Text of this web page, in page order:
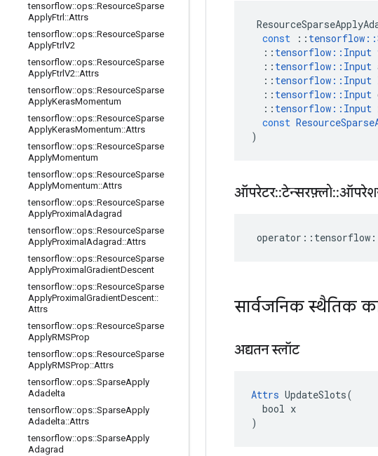
tensorflow::ops::ResourceSparse
ApplyFtrl ::Attrs
tensorflow::ops::ResourceSparse
ApplyFtrlV2
tensorflow::ops::ResourceSparse
ApplyFtrlV2::Attrs
tensorflow::ops::ResourceSparse
ApplyKerasMomentum
tensorflow::ops::ResourceSparse
ApplyKerasMomentum::Attrs
tensorflow::ops::ResourceSparse
ApplyMomentum
tensorflow::ops::ResourceSparse
ApplyMomentum::Attrs
tensorflow::ops::ResourceSparse
ApplyProximal Adagrad
tensorflow::ops::ResourceSparse
ApplyProximal Adagrad ::Attrs
tensorflow::ops::ResourceSparse
ApplyProximal GradientDescent
tensorflow::ops::ResourceSparse
ApplyProximal GradientDescent::
Attrs
tensorflow::ops::ResourceSparse
ApplyRMSProp
tensorflow::ops::ResourceSparse
ApplyRMSProp::Attrs
tensorflow::ops::SparseApply
Adadelta
tensorflow::ops::SparseApply
Adadelta::Attrs
tensorflow::ops::SparseApply
Adagrad
const
:: tensorflow ::
:: tensorflow :: Input
:: tensorflow :: Input
:: tensorflow :: Input
:: tensorflow :: Input
:: tensorflow :: Input
const
)
ऑपरेटर::टेन्सरफ़्लो::
operator :: tensorflow
सार्वजनिक स्थैतिक
अद्यतन स्लॉट
Attrs UpdateSlots(
  bool x
)